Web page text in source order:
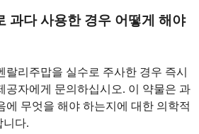
과다 사용한 경우 어떻게 해야
랄리주맙을 실수로 주사한 경우 즉시
공자에게 문의하십시오. 이 약물은 과
에 무엇을 해야 하는지에 대한 의학적
니다.